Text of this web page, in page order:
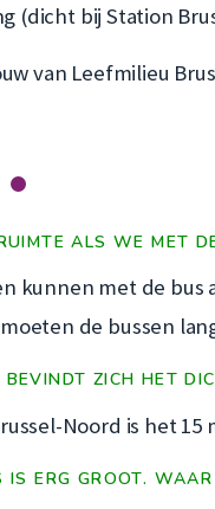
(dicht bij Station
van Leefmilieu
ALS WE MET
kunnen met de bus
de bussen
ZICH HET
Noord is het 15
ERG GROOT.